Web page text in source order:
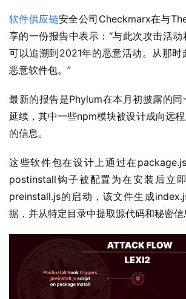
软件供应链安全公司Checkmarx在与
享的一份报告中表示：“与此次攻击活
可以追溯到2021年的恶意活动。从那时
恶意软件包。”
最新的报告是Phylum在本月初披露的同
延续，其中一些npm模块被设计成向远
的信息。
这些软件包在设计上通过在
postinstall钩子被配置为在安装后立
preinstall.js的启动，该文件生成
据，并从特定目录中提取源代码和秘密信